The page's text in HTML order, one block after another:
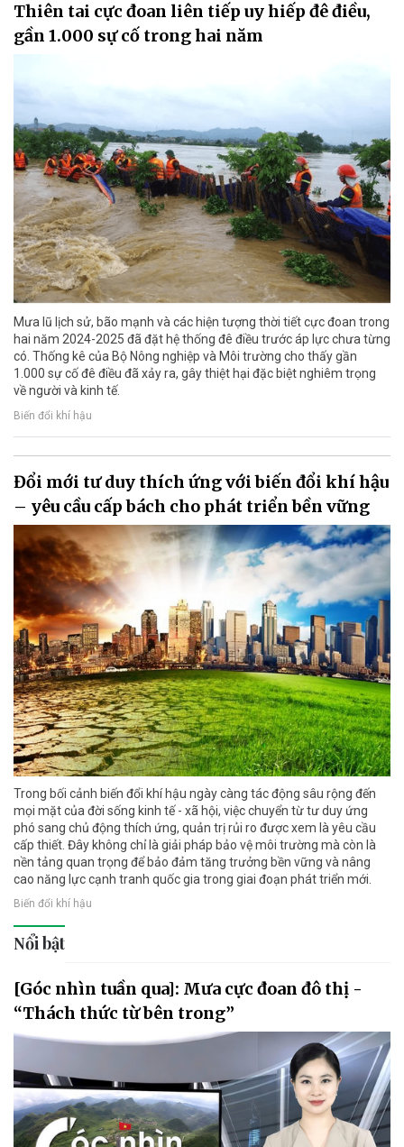
Thiên tai cực đoan liên tiếp uy hiếp đê điều,
gần 1.000 sự cố trong hai năm
Mưa lũ lịch sử, bão mạnh và các hiện tượng thời tiết cực đoan trong
hai năm 2024-2025 đã đặt hệ thống đê điều trước áp lực chưa từng
có. Thống kê của Bộ Nông nghiệp và Môi trường cho thấy gần
1.000 sự cố đê điều đã xảy ra, gây thiệt hại đặc biệt nghiêm trọng
về người và kinh tế.
Biến đổi khí hậu
Đổi mới tư duy thích ứng với biến đổi khí hậu
– yêu cầu cấp bách cho phát triển bền vững
Trong bối cảnh biến đổi khí hậu ngày càng tác động sâu rộng đến
mọi mặt của đời sống kinh tế - xã hội, việc chuyển từ tư duy ứng
phó sang chủ động thích ứng, quản trị rủi ro được xem là yêu cầu
cấp thiết. Đây không chỉ là giải pháp bảo vệ môi trường mà còn là
nền tảng quan trọng để bảo đảm tăng trưởng bền vững và nâng
cao năng lực cạnh tranh quốc gia trong giai đoạn phát triển mới.
Biến đổi khí hậu
Nổi bật
[Góc nhìn tuần qua]: Mưa cực đoan đô thị -
“Thách thức từ bên trong”